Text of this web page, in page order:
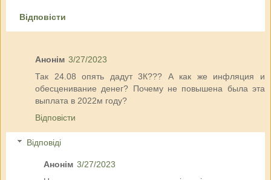
Відповісти
Анонім 3/27/2023
Так 24.08 опять дадут 3К??? А как же инфляция и
обесценивание денег? Почему не повышена была эта
выплата в 2022м году?
Відповісти
Відповіді
Анонім 3/27/2023